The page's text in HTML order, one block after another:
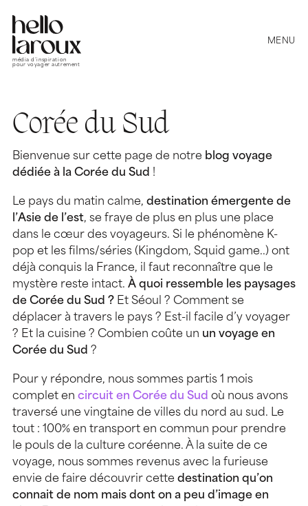
média d’inspiration
pour voyager autrement
MENU
Corée du Sud
Bienvenue sur cette page de notre blog voyage
dédiée à la Corée du Sud !
Le pays du matin calme, destination émergente de
l’Asie de l’est, se fraye de plus en plus une place
dans le cœur des voyageurs. Si le phénomène K-
pop et les films/séries (Kingdom, Squid game..) ont
déjà conquis la France, il faut reconnaître que le
mystère reste intact. À quoi ressemble les paysages
de Corée du Sud ? Et Séoul ? Comment se
déplacer à travers le pays ? Est-il facile d’y voyager
? Et la cuisine ? Combien coûte un un voyage en
Corée du Sud ?
Pour y répondre, nous sommes partis 1 mois
complet en circuit en Corée du Sud où nous avons
traversé une vingtaine de villes du nord au sud. Le
tout : 100% en transport en commun pour prendre
le pouls de la culture coréenne. À la suite de ce
voyage, nous sommes revenus avec la furieuse
envie de faire découvrir cette destination qu’on
connait de nom mais dont on a peu d’image en